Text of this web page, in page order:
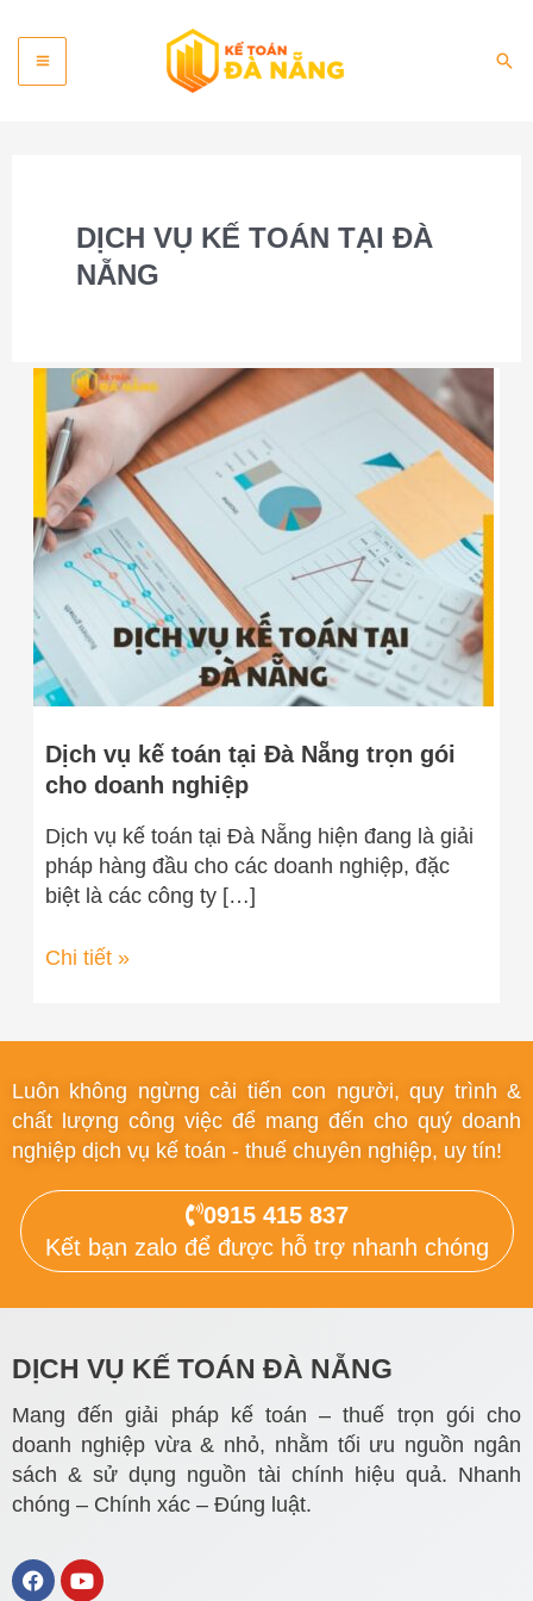
content
Main
Menu
DỊCH VỤ KẾ TOÁN TẠI ĐÀ
NẴNG
Dịch vụ kế toán tại Đà Nẵng trọn gói
cho doanh nghiệp
Dịch vụ kế toán tại Đà Nẵng hiện đang là giải
pháp hàng đầu cho các doanh nghiệp, đặc
biệt là các công ty […]
Dịch
vụ
kế
toán
tại
Đà
Nẵng
gói
cho
doanh
nghiệp
Chi tiết »
Luôn không ngừng cải tiến con người, quy trình &
chất lượng công việc để mang đến cho quý doanh
nghiệp dịch vụ kế toán - thuế chuyên nghiệp, uy tín!
0915 415 837
Kết bạn zalo để được hỗ trợ nhanh chóng
DỊCH VỤ KẾ TOÁN ĐÀ NẴNG
Mang đến giải pháp kế toán – thuế trọn gói cho
doanh nghiệp vừa & nhỏ, nhằm tối ưu nguồn ngân
sách & sử dụng nguồn tài chính hiệu quả. Nhanh
chóng – Chính xác – Đúng luật.
F
a
Y
o